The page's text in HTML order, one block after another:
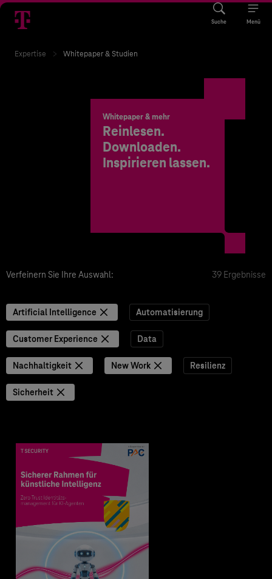
Suche Menü
Expertise Whitepaper & Studien
Whitepaper & mehr
Reinlesen.
Downloaden.
Inspirieren lassen.
Verfeinern Sie Ihre Auswahl: 39 Ergebnisse
Artificial Intelligence Automatisierung
Customer Experience Data
Nachhaltigkeit New Work Resilienz
Sicherheit